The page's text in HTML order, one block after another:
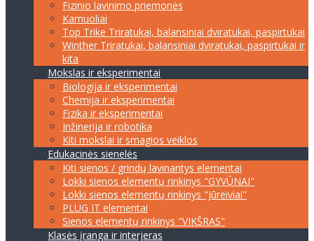
Fizinio lavinimo priemonės
Kamuoliai
Top Trike Triratukai, balansiniai dviratukai, paspirtukai
Winther Triratukai, balansiniai dviratukai, paspirtukai ir
kita
Mokslas ir eksperimentai
Biologija ir eksperimentai
Chemija ir eksperimentai
Fizika ir eksperimentai
Inžinerija ir robotika
Kiti mokslai ir smagios veiklos
Edukacinės sienelės
Kiti sienos / grindų lavinantys elementai
Lokki sienos elementų rinkinys "GYVŪNAI"
Lokki sienos elementų rinkinys "Jūreiviai"
PLUG IT elementai
Sienos elementų rinkinys "VIKŠRAS"
Klasės įranga ir interjeras